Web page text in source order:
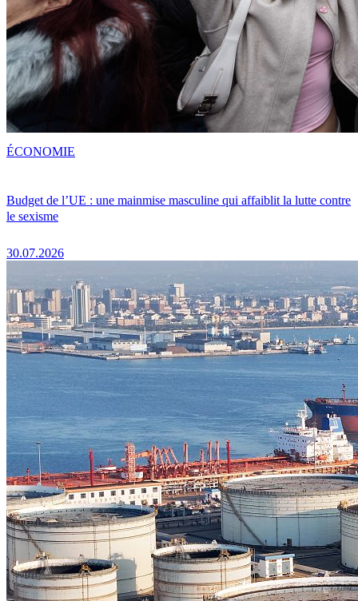
Budget de l’UE : une mainmise masculine qui affaiblit la lutte contre
le sexisme
30.07.2026
ÉCONOMIE